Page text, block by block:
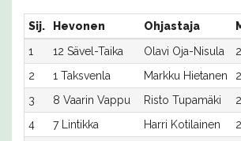
Sij. Hevonen Ohjastaja
1
12 Sävel-Taika Olavi Oja-Nisula
2
1 Taksvenla Markku Hietanen
3
8 Vaarin Vappu Risto Tupamäki
4
7 Lintikka Harri Kotilainen